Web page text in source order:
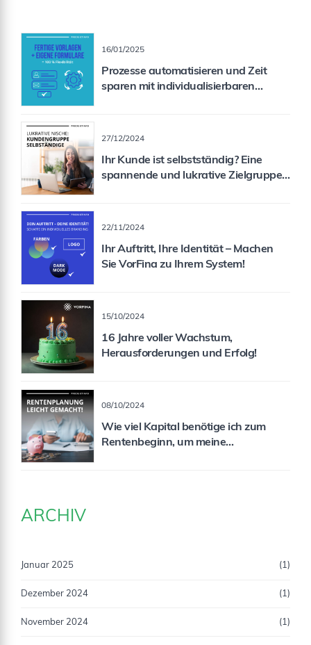
16/01/2025
Prozesse automatisieren und Zeit
sparen mit individualisierbaren
27/12/2024
Ihr Kunde ist selbstständig? Eine
spannende und lukrative Zielgruppe
22/11/2024
Ihr Auftritt, Ihre Identität – Machen
Sie VorFina zu Ihrem System!
15/10/2024
16 Jahre voller Wachstum,
Herausforderungen und Erfolg!
08/10/2024
Wie viel Kapital benötige ich zum
Rentenbeginn, um meine
ARCHIV
Januar 2025 (1)
Dezember 2024 (1)
November 2024 (1)